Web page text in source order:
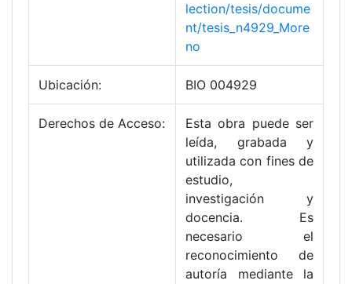
lection/tesis/docume
nt/tesis_n4929_More
no
Ubicación: BIO 004929
Derechos de Acceso:
Esta obra puede ser
leída, grabada y
utilizada con fines de
estudio,
investigación y
docencia. Es
necesario el
reconocimiento de
autoría mediante la